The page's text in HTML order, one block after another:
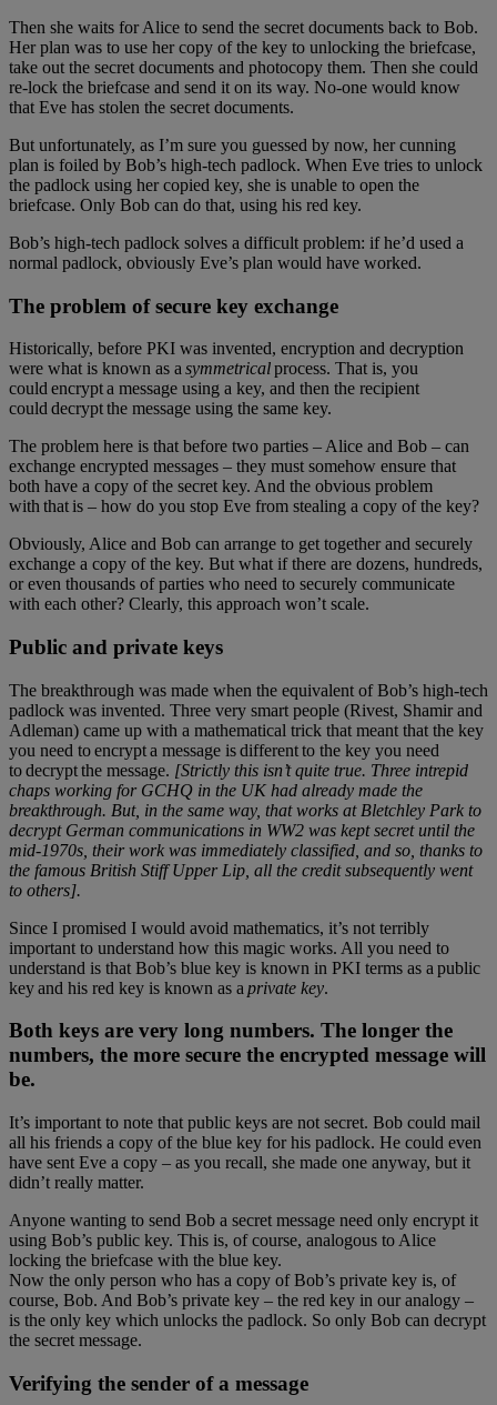
Then she waits for Alice to send the secret documents back to Bob.
Her plan was to use her copy of the key to unlocking the briefcase,
take out the secret documents and photocopy them. Then she could
re-lock the briefcase and send it on its way. No-one would know
that Eve has stolen the secret documents.
But unfortunately, as I’m sure you guessed by now, her cunning
plan is foiled by Bob’s high-tech padlock. When Eve tries to unlock
the padlock using her copied key, she is unable to open the
briefcase. Only Bob can do that, using his red key.
Bob’s high-tech padlock solves a difficult problem: if he’d used a
normal padlock, obviously Eve’s plan would have worked.
The problem of secure key exchange
Historically, before PKI was invented, encryption and decryption
were what is known as a symmetricalprocess. That is, you
could encrypt a message using a key, and then the recipient
could decrypt the message using the same key.
The problem here is that before two parties – Alice and Bob – can
exchange encrypted messages – they must somehow ensure that
both have a copy of the secret key. And the obvious problem
with that is – how do you stop Eve from stealing a copy of the key?
Obviously, Alice and Bob can arrange to get together and securely
exchange a copy of the key. But what if there are dozens, hundreds,
or even thousands of parties who need to securely communicate
with each other? Clearly, this approach won’t scale.
Public and private keys
The breakthrough was made when the equivalent of Bob’s high-tech
padlock was invented. Three very smart people (Rivest, Shamir and
Adleman) came up with a mathematical trick that meant that the key
you need to encrypt a message is different to the key you need
to decrypt the message. [Strictly this isn’t quite true. Three intrepid
chaps working for GCHQ in the UK had already made the
breakthrough. But, in the same way, that works at Bletchley Park to
decrypt German communications in WW2 was kept secret until the
mid-1970s, their work was immediately classified, and so, thanks to
the famous British Stiff Upper Lip, all the credit subsequently went
to others].
Since I promised I would avoid mathematics, it’s not terribly
important to understand how this magic works. All you need to
understand is that Bob’s blue key is known in PKI terms as a public
key and his red key is known as a private key.
Both keys are very long numbers. The longer the
numbers, the more secure the encrypted message will
be.
It’s important to note that public keys are not secret. Bob could mail
all his friends a copy of the blue key for his padlock. He could even
have sent Eve a copy – as you recall, she made one anyway, but it
didn’t really matter.
Anyone wanting to send Bob a secret message need only encrypt it
using Bob’s public key. This is, of course, analogous to Alice
locking the briefcase with the blue key.
Now the only person who has a copy of Bob’s private key is, of
course, Bob. And Bob’s private key – the red key in our analogy –
is the only key which unlocks the padlock. So only Bob can decrypt
the secret message.
Verifying the sender of a message